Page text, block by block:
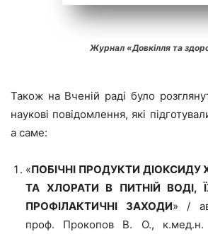
Журнал «Довкілля та
Також на Вченій раді було
наукові повідомлення, які
а саме:
«ПОБІЧНІ ПРОДУКТИ ДІОКСИДУ
ТА ХЛОРАТИ В ПИТНІЙ ВОДІ,
ПРОФІЛАКТИЧНІ ЗАХОДИ» /
проф. Прокопов В. О., к.мед.н.